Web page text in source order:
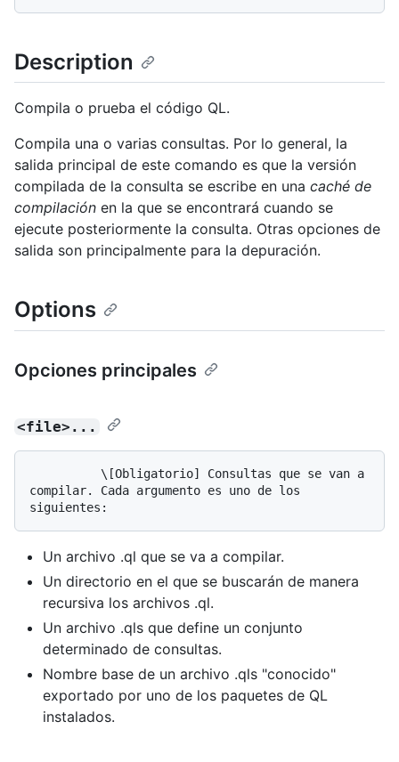
Description
Compila o prueba el código QL.
Compila una o varias consultas. Por lo general, la
salida principal de este comando es que la versión
compilada de la consulta se escribe en una caché de
compilación en la que se encontrará cuando se
ejecute posteriormente la consulta. Otras opciones de
salida son principalmente para la depuración.
Options
Opciones principales
<file>...
compilar. Cada argumento es uno de los
Un archivo .ql que se va a compilar.
Un directorio en el que se buscarán de manera
recursiva los archivos .ql.
Un archivo .qls que define un conjunto
determinado de consultas.
Nombre base de un archivo .qls "conocido"
exportado por uno de los paquetes de QL
instalados.